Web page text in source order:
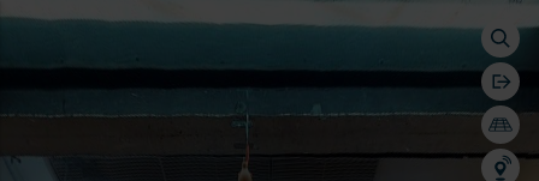
menu